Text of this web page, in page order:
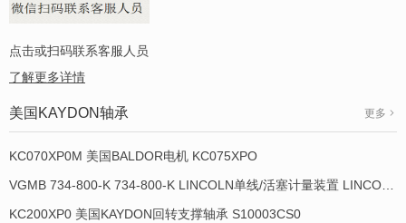
点击或扫码联系客服人员
了解更多详情
美国KAYDON轴承 更多
KC070XP0M 美国BALDOR电机 KC075XPO
KC200XP0 美国KAYDON回转支撑轴承 S10003CS0